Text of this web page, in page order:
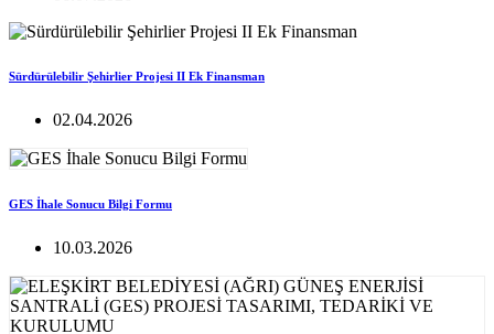
Sürdürülebilir Şehirlier Projesi II Ek Finansman
02.04.2026
GES İhale Sonucu Bilgi Formu
10.03.2026